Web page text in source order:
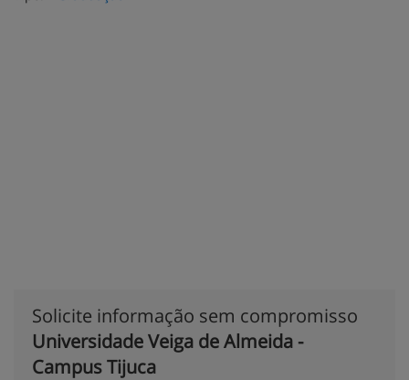
Solicite informação sem compromisso
Universidade Veiga de Almeida -
Campus Tijuca